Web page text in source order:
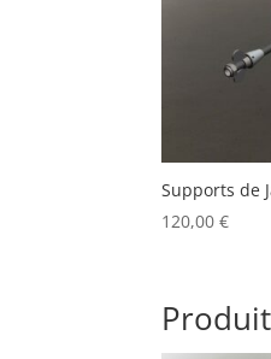
Supports de
120,00€